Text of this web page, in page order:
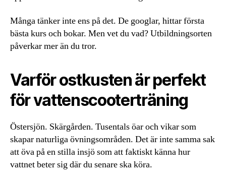
Många tänker inte ens på det. De googlar, hittar första
bästa kurs och bokar. Men vet du vad? Utbildningsorten
påverkar mer än du tror.
Varför ostkusten är perfekt
för vattenscooterträning
Östersjön. Skärgården. Tusentals öar och vikar som
skapar naturliga övningsområden. Det är inte samma sak
att öva på en stilla insjö som att faktiskt känna hur
vattnet beter sig där du senare ska köra.